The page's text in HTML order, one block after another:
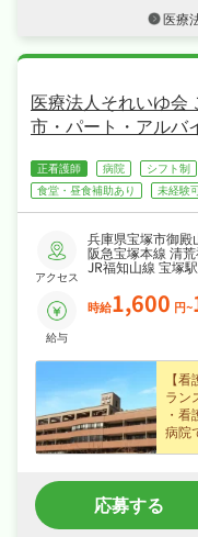
・4
・社
き
医療
医療法人それいゆ会
市・パート・アルバ
正看護師 病院 シフト制
食堂・昼食補助あり
未経験
アクセス
兵庫県宝塚市御殿
阪急宝塚本線 清
JR福知山線 宝塚
給与
時給1,600 円~
【
ラン
・
病院
・時
キ
・
応募する